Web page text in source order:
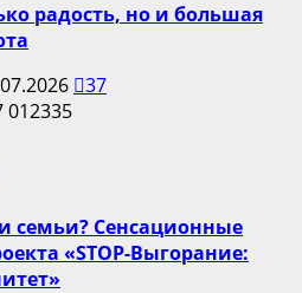
радость, но и большая
37
семьи? Сенсационные
«STOP-Выгорание: